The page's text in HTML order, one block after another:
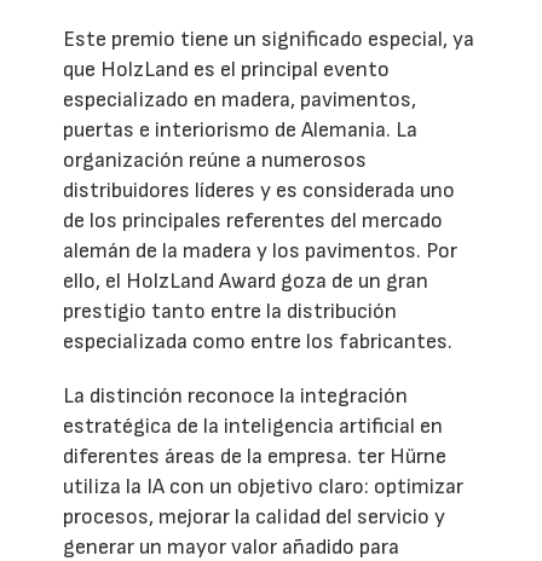
Este premio tiene un significado especial, ya
que HolzLand es el principal evento
especializado en madera, pavimentos,
puertas e interiorismo de Alemania. La
organización reúne a numerosos
distribuidores líderes y es considerada uno
de los principales referentes del mercado
alemán de la madera y los pavimentos. Por
ello, el HolzLand Award goza de un gran
prestigio tanto entre la distribución
especializada como entre los fabricantes.
La distinción reconoce la integración
estratégica de la inteligencia artificial en
diferentes áreas de la empresa. ter Hürne
utiliza la IA con un objetivo claro: optimizar
procesos, mejorar la calidad del servicio y
generar un mayor valor añadido para